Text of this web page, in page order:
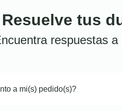
Resuelve tus
respuestas
a mi(s) pedido(s)?